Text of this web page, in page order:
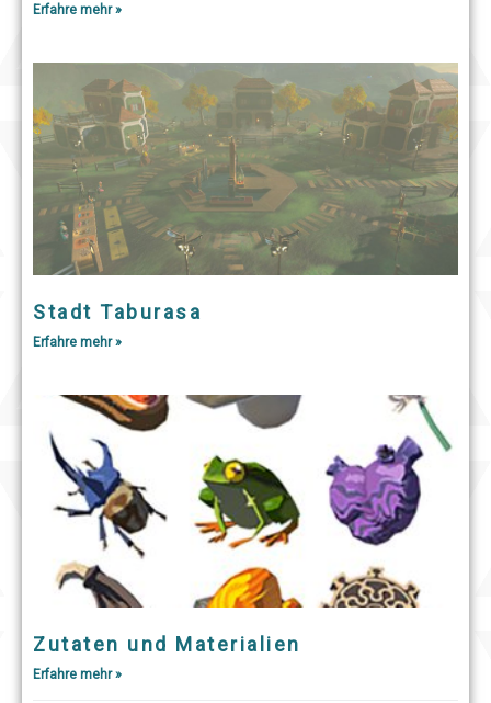
Erfahre mehr »
Stadt Taburasa
Erfahre mehr »
Zutaten und Materialien
Erfahre mehr »